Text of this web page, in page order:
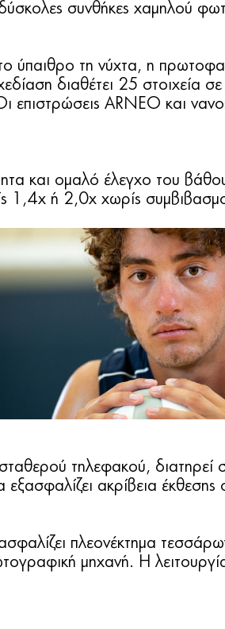
συνθήκες χαμηλού
ύπαιθρο τη νύχτα, η
διαθέτει 25
επιστρώσεις ARNEO και
και ομαλό έλεγχο του
1,4x ή 2,0x χωρίς
τηλεφακού, διατηρεί
ακρίβεια έκθεσης
πλεονέκτημα
μηχανή. Η